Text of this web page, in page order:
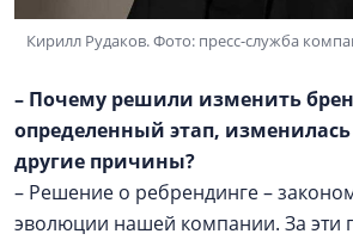
Кирилл Рудаков. Фото: пресс-служба
– Почему решили изменить
определенный этап, изменилась
другие причины?
– Решение о ребрендинге –
эволюции нашей компании. За эти